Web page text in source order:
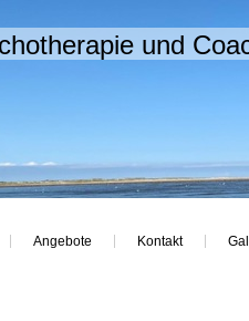
und
Angebote Kontakt